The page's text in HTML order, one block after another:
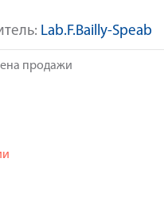
Lab.F.Bailly-Speab
продажи